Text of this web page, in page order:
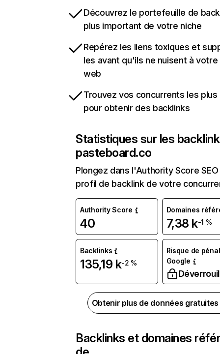
Découvrez le portefeuille de
plus important de votre niche
Repérez les liens toxiques et
les avant qu'ils ne nuisent à
web
Trouvez vos concurrents les
pour obtenir des backlinks
Statistiques sur les
pasteboard.co
Plongez dans l'Authority Score
profil de backlink de votre
Authority Score
40
Domaines
7,38 k-1 %
Backlinks
135,19 k-2 %
Risque de
Google
Obtenir plus de données
Backlinks et domaines